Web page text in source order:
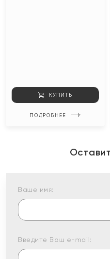
КУПИТЬ
ПОДРОБНЕЕ
Ваше имя:
Введите Ваш e-mail: